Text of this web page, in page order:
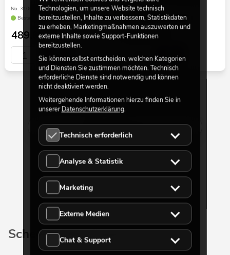
No. 31005170
Bestand reicht ca. 12 Wo.
489,00€
No. 31005243
Bestand reicht ca. 12 Wo.
599,00
30 von 96
Mehr anzeigen
Scheinwerfer-Cases
Technologien, um unsere Website technisch
bereitzustellen, Inhalte zu verbessern, Statistikdaten
zu erheben, Marketingmaßnahmen auszuwerten und
externe Inhalte sowie Support-Funktionen
bereitzustellen.
Sie können selbst entscheiden, welchen Kategorien
und Diensten Sie zustimmen möchten. Technisch
erforderliche Dienste sind notwendig und können
nicht deaktiviert werden.
Weitergehende Informationen hierzu finden Sie in
unsererDatenschutzerklärung.
Technisch erforderlich
Analyse & Statistik
Marketing
Externe Medien
Chat & Support